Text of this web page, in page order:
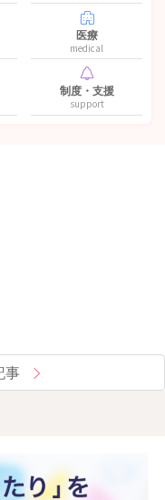
医療
medical
制度・支援
support
事